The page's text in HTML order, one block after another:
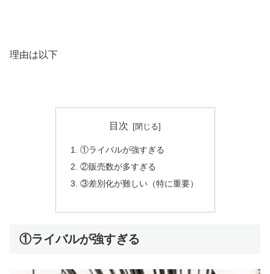
理由は以下
目次
①ライバルが強すぎる
②販売数が多すぎる
③差別化が難しい（特に重要）
①ライバルが強すぎる